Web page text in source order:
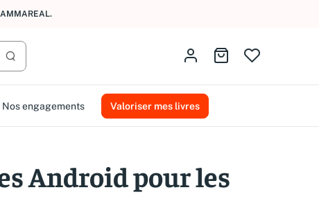
Lancer la recherche
Identifiez-vousAller au panier
Nos engagements Valoriser mes livres
Android pour les